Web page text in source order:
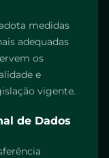
medidas
adequadas
os
e
vigente.
de Dados